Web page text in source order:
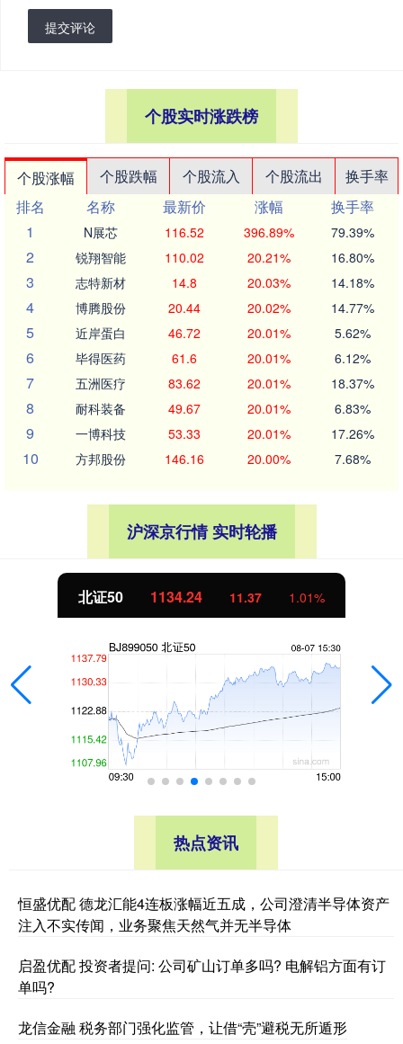
提交评论
个股实时涨跌榜
个股涨幅 个股跌幅 个股流入 个股流出
换手率
排名
名称 最新价 涨幅
换手率
1
N展芯 116.52 396.89% 79.39%
2 锐翔智能 110.02 20.21% 16.80%
3 志特新材 14.8 20.03% 14.18%
4 博腾股份 20.44 20.02% 14.77%
5 近岸蛋白 46.72 20.01% 5.62%
6 毕得医药 61.6 20.01% 6.12%
7 五洲医疗 83.62 20.01% 18.37%
8 耐科装备 49.67 20.01% 6.83%
9 一博科技 53.33 20.01% 17.26%
10 方邦股份 146.16 20.00% 7.68%
沪深京行情 实时轮播
北证50 1134.24 11.37 1.01%
热点资讯
恒盛优配 德龙汇能4连板涨幅近五成，公司澄清半导体资产
注入不实传闻，业务聚焦天然气并无半导体
启盈优配 投资者提问: 公司矿山订单多吗? 电解铝方面有订
单吗?
龙信金融 税务部门强化监管，让借“壳”避税无所遁形